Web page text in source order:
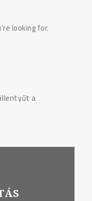
looking for.
a